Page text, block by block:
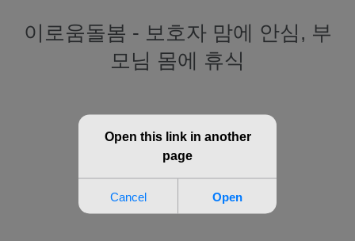
이로움돌봄 - 보호자 맘에 안심, 부
모님 몸에 휴식